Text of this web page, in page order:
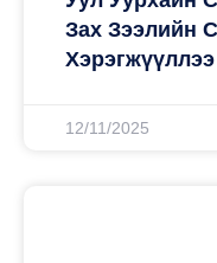
Зах Зээлийн
Хэрэгжүүллээ
12/11/2025